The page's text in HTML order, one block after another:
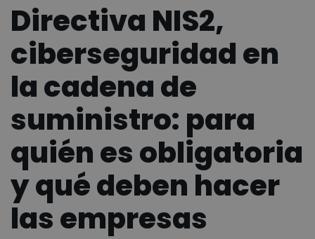
Directiva NIS2,
ciberseguridad en
la cadena de
suministro: para
quién es obligatoria
y qué deben hacer
las empresas